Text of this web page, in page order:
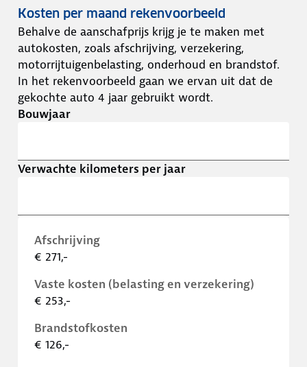
Kosten per maand rekenvoorbeeld
Behalve de aanschafprijs krijg je te maken met
autokosten, zoals afschrijving, verzekering,
motorrijtuigenbelasting, onderhoud en brandstof.
In het rekenvoorbeeld gaan we ervan uit dat de
gekochte auto 4 jaar gebruikt wordt.
Bouwjaar
Verwachte kilometers per jaar
Afschrijving
€ 271,-
Vaste kosten (belasting en verzekering)
€ 253,-
Brandstofkosten
€ 126,-